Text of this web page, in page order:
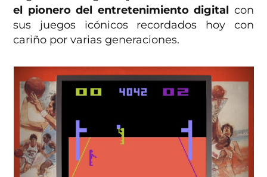
el pionero del entretenimiento digital con
sus juegos icónicos recordados hoy con
cariño por varias generaciones.